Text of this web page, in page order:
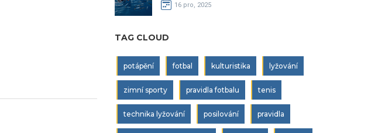
16 pro, 2025
TAG CLOUD
potápění fotbal kulturistika lyžování
zimní sporty pravidla fotbalu tenis
technika lyžování posilování pravidla